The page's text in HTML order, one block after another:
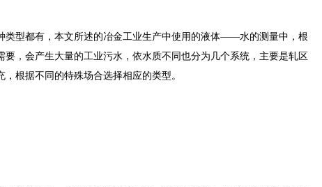
型都有，本文所述的冶金工业生产中使用的液体——水的测量中，根
，会产生大量的工业污水，依水质不同也分为几个系统，主要是轧区
根据不同的特殊场合选择相应的类型。